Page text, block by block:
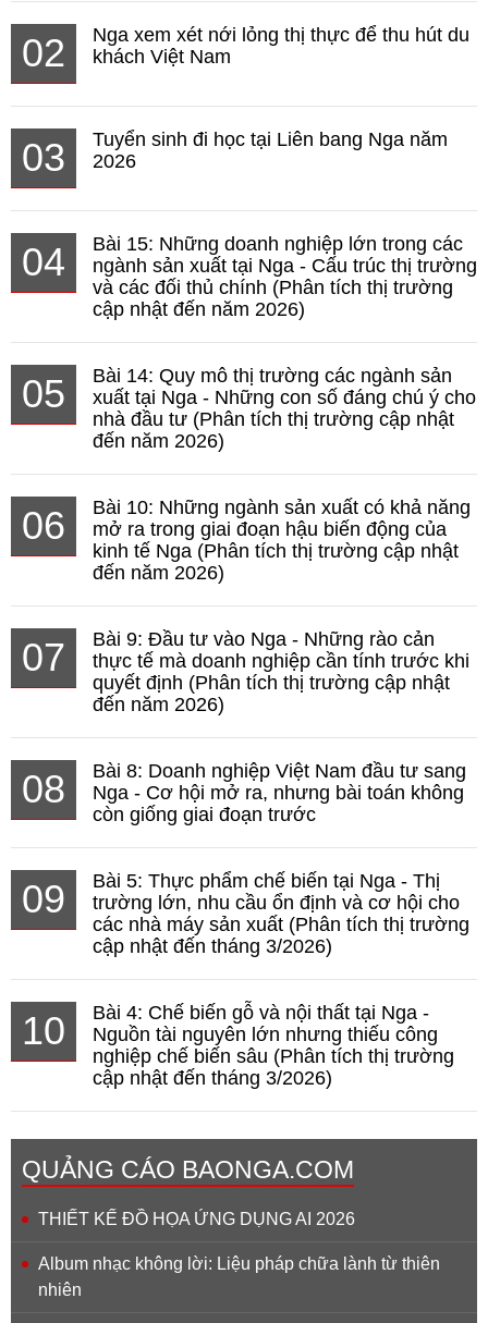
02
Nga xem xét nới lỏng thị thực để thu hút du
khách Việt Nam
03
Tuyển sinh đi học tại Liên bang Nga năm
2026
04
Bài 15: Những doanh nghiệp lớn trong các
ngành sản xuất tại Nga - Cấu trúc thị trường
và các đối thủ chính (Phân tích thị trường
cập nhật đến năm 2026)
05
Bài 14: Quy mô thị trường các ngành sản
xuất tại Nga - Những con số đáng chú ý cho
nhà đầu tư (Phân tích thị trường cập nhật
đến năm 2026)
06
Bài 10: Những ngành sản xuất có khả năng
mở ra trong giai đoạn hậu biến động của
kinh tế Nga (Phân tích thị trường cập nhật
đến năm 2026)
07
Bài 9: Đầu tư vào Nga - Những rào cản
thực tế mà doanh nghiệp cần tính trước khi
quyết định (Phân tích thị trường cập nhật
đến năm 2026)
08
Bài 8: Doanh nghiệp Việt Nam đầu tư sang
Nga - Cơ hội mở ra, nhưng bài toán không
còn giống giai đoạn trước
09
Bài 5: Thực phẩm chế biến tại Nga - Thị
trường lớn, nhu cầu ổn định và cơ hội cho
các nhà máy sản xuất (Phân tích thị trường
cập nhật đến tháng 3/2026)
10
Bài 4: Chế biến gỗ và nội thất tại Nga -
Nguồn tài nguyên lớn nhưng thiếu công
nghiệp chế biến sâu (Phân tích thị trường
cập nhật đến tháng 3/2026)
QUẢNG CÁO BAONGA.COM
THIẾT KẾ ĐỒ HỌA ỨNG DỤNG AI 2026
Album nhạc không lời: Liệu pháp chữa lành từ thiên
nhiên